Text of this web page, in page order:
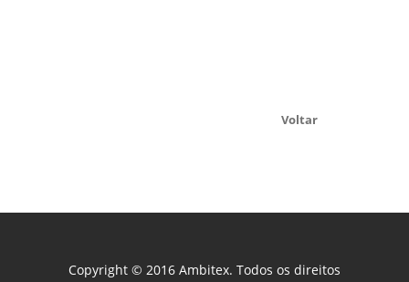
Voltar
Copyright © 2016 Ambitex. Todos os direitos